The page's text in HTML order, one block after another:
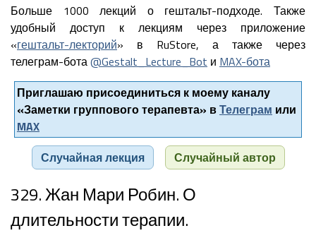
Больше 1000 лекций о гештальт-подходе. Также
удобный доступ к лекциям через приложение
«гештальт-лекторий» в RuStore, а также через
телеграм-бота@Gestalt_Lecture_Bot и MAX-бота
Приглашаю присоединиться к моему каналу
«Заметки группового терапевта» вТелеграм или
MAX
Случайная лекция
Случайный автор
329. Жан Мари Робин. О
длительности терапии.